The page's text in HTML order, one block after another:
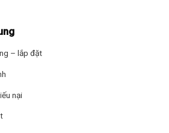
– lắp đặt
nại